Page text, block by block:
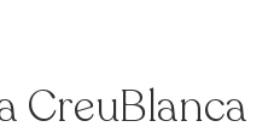
CreuBlanca